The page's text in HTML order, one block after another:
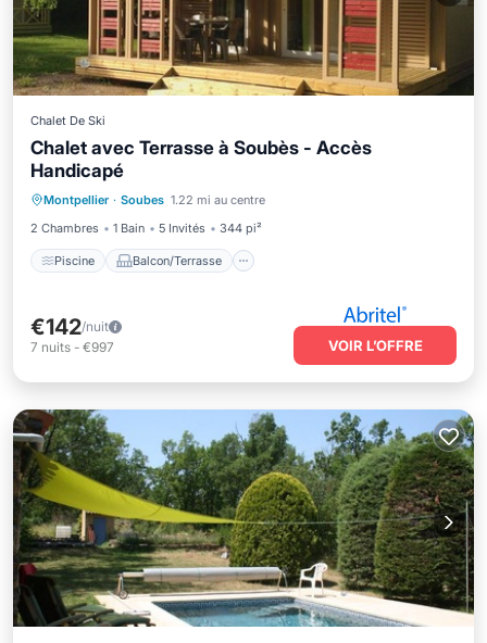
Chalet De Ski
Chalet avec Terrasse à Soubès - Accès
Handicapé
Montpellier · Soubes 1.22 mi au centre
2 Chambres
1 Bain 5 Invités 344 pi²
Piscine Balcon/Terrasse
Piscine
Internet
€142/nuit
7 nuits - €997 VOIR L’OFFRE